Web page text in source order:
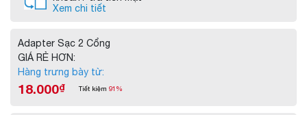
Xem chi tiết
Adapter Sạc 2 Cổng
GIÁ RẺ HƠN:
Hàng trưng bày từ:
18.000₫ Tiết kiệm 91%